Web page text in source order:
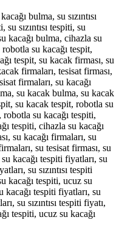
bulma, su sızıntısı
sızıntısı tespiti, su
kacağı bulma, cihazla su
su kacağı tespit,
tespit, su kacak firması, su
firmaları, tesisat firması,
firmaları, su kacağı
su kacak bulma, su kacak
su kacak tespit, robotla su
su kacağı tespiti,
tespiti, cihazla su kacağı
su kacağı firmaları, su
su tesisat firması, su
kacağı tespiti fiyatları, su
su sızıntısı tespiti
kacağı tespiti, ucuz su
kacağı tespiti fiyatları, su
su sızıntısı tespiti fiyatı,
tespiti, ucuz su kacağı